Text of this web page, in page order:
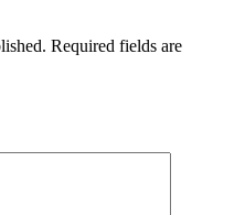
Required fields are